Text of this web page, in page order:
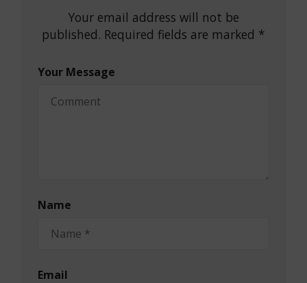
Your email address will not be
published. Required fields are marked *
Your Message
Name
Email